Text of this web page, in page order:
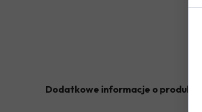
Dodatkowe informacje o produkcie